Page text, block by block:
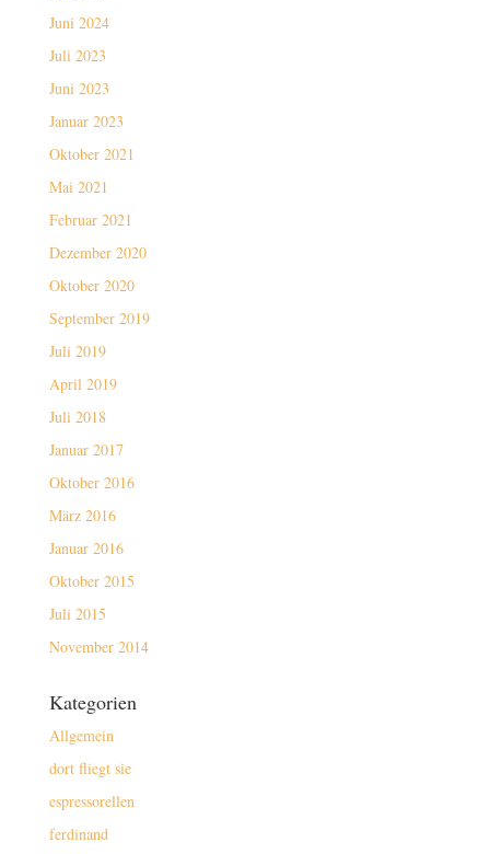
Juni 2024
Juli 2023
Juni 2023
Januar 2023
Oktober 2021
Mai 2021
Februar 2021
Dezember 2020
Oktober 2020
September 2019
Juli 2019
April 2019
Juli 2018
Januar 2017
Oktober 2016
März 2016
Januar 2016
Oktober 2015
Juli 2015
November 2014
Kategorien
Allgemein
dort fliegt sie
espressorellen
ferdinand